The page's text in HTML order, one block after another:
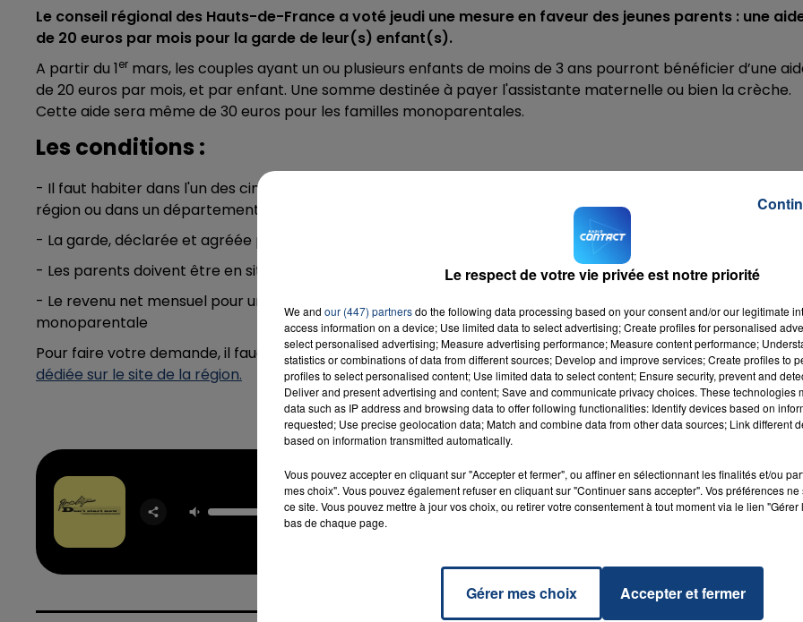
Le conseil régional des Hauts-de-France a voté jeudi une mesure en faveur des jeunes parents : une
de 20 euros par mois pour la garde de leur(s) enfant(s).
A partir du 1er mars, les couples ayant un ou plusieurs enfants de moins de 3 ans pourront bénéficier d’une
de 20 euros par mois, et par enfant. Une somme destinée à payer l'assistante maternelle ou bien la crèche.
Cette aide sera même de 30 euros pour les familles monoparentales.
Les conditions :
- Il faut habiter dans l'un des cinq départements des Hauts-de-France, et que l'enfant soit gardé dans la
région ou dans un département limitrophe
- La garde, déclarée et agréée par la CAF, doit correspondre à au moins 20 heures par semaines
- Les parents doivent être en situation d'emploi ou de formation
- Le revenu net mensuel pour un couple ne doit pas dépasser trois SMIC, et deux SMIC pour une famille
monoparentale
Pour faire votre demande, il faudra patienter jusqu'au 1er mars prochain et se rendre surla page
dédiée sur le site de la région.
Don't Start Now
DUA LIPA
RADIO CONTACT
Le respect de votre vie privée est notre priorité
We and our (447) partnersdo the following data processing based on your consent and/or our legitimate
access information on a device; Use limited data to select advertising; Create profiles for personalised
select personalised advertising; Measure advertising performance; Measure content performance;
statistics or combinations of data from different sources; Develop and improve services; Create profiles to
profiles to select personalised content; Use limited data to select content; Ensure security, prevent and
Deliver and present advertising and content; Save and communicate privacy choices. These technologies
data such as IP address and browsing data to offer following functionalities: Identify devices based on
requested; Use precise geolocation data; Match and combine data from other data sources; Link different
based on information transmitted automatically.
Vous pouvez accepter en cliquant sur "Accepter et fermer", ou affiner en sélectionnant les finalités et/ou
mes choix". Vous pouvez également refuser en cliquant sur "Continuer sans accepter". Vos préférences
ce site. Vous pouvez mettre à jour vos choix, ou retirer votre consentement à tout moment via le lien
bas de chaque page.
Gérer mes choix Accepter et fermer